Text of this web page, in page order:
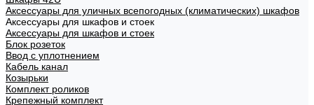
Аксессуары для уличных всепогодных (климатических) шкафов
Аксессуары для шкафов и стоек
Аксессуары для шкафов и стоек
Блок розеток
Ввод с уплотнением
Кабель канал
Козырьки
Комплект роликов
Крепежный комплект